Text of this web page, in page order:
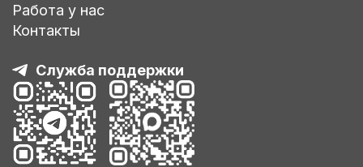
Работа у нас
Контакты
Служба поддержки